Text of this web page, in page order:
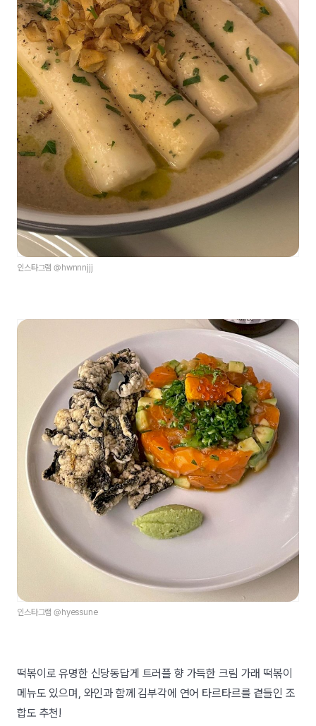
인스타그램 @hwnnnjjj
인스타그램 @hyessune
떡볶이로 유명한 신당동답게 트러플 향 가득한 크림 가래 떡볶이
메뉴도 있으며, 와인과 함께 김부각에 연어 타르타르를 곁들인 조
합도 추천!